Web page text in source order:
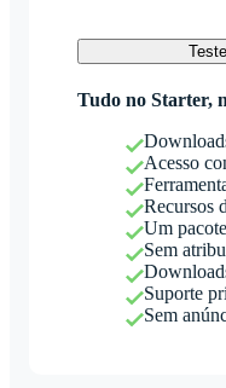
Tudo no Starter,
Acesso
Recursos
Um
Sem
Suporte
Sem